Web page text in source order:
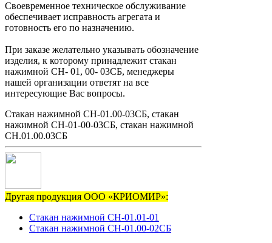
Своевременное техническое обслуживание
обеспечивает исправность агрегата и
готовность его по назначению.
При заказе желательно указывать обозначение
изделия, к которому принадлежит стакан
нажимной СН- 01, 00- 03СБ, менеджеры
нашей организации ответят на все
интересующие Вас вопросы.
Стакан нажимной СН-01.00-03СБ, стакан
нажимной СН-01-00-03СБ, стакан нажимной
СН.01.00.03СБ
Другая продукция ООО «КРИОМИР»:
Стакан нажимной СН-01.01-01
Стакан нажимной СН-01.00-02СБ